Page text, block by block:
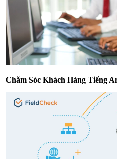
Chăm Sóc Khách Hàng Tiếng